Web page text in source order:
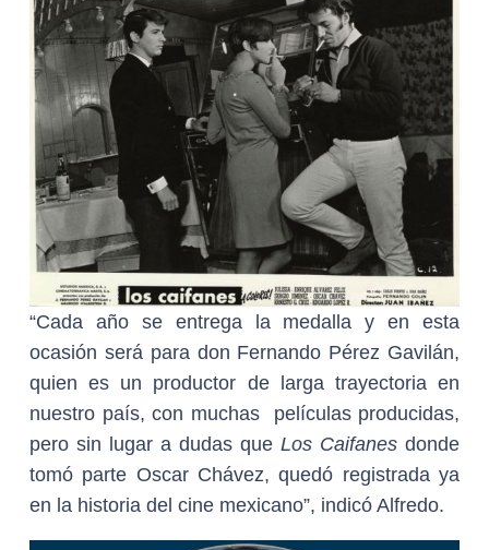
“Cada año se entrega la medalla y en esta
ocasión será para don Fernando Pérez Gavilán,
quien es un productor de larga trayectoria en
nuestro país, con muchas películas producidas,
pero sin lugar a dudas que Los Caifanes donde
tomó parte Oscar Chávez, quedó registrada ya
en la historia del cine mexicano”, indicó Alfredo.